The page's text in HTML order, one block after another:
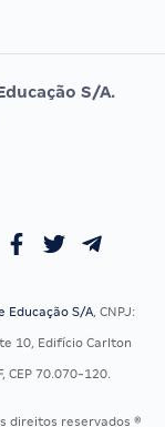
ORDEM
OAB
S/A.
Educação S/A, CNPJ:
10, Edifício Carlton
CEP 70.070-120.
direitos reservados ®